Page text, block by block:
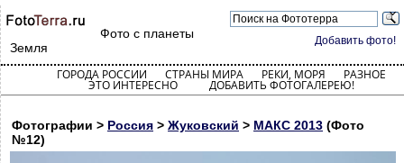
Добавить фото!
Фото с планеты
Земля
ГОРОДА РОССИИ СТРАНЫ МИРА РЕКИ, МОРЯ РАЗНОЕ
ЭТО ИНТЕРЕСНО ДОБАВИТЬ ФОТОГАЛЕРЕЮ!
Фотографии > Россия > Жуковский > МАКС 2013 (Фото
№12)